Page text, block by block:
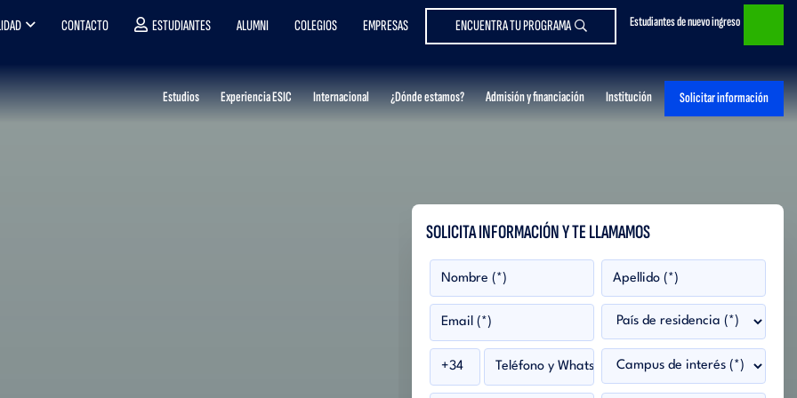
Estudiantes de nuevo ingreso
CONTACTO ESTUDIANTES ALUMNI COLEGIOS EMPRESAS ENCUENTRA TU PROGRAMA
Estudios Experiencia ESIC Internacional ¿Dónde estamos? Admisión y financiación Institución Solicitar información
SOLICITA INFORMACIÓN Y TE LLAMAMOS